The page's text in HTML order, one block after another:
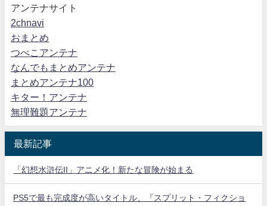
アンテナサイト
2chnavi
おまとめ
つべこアンテナ
なんでもまとめアンテナ
まとめアンテナ100
キター！アンテナ
無理難題アンテナ
最新記事
「幻想水滸伝II」アニメ化！新たな冒険が始まる
PS5で最も完成度が高いタイトル、『スプリット・フィクショ